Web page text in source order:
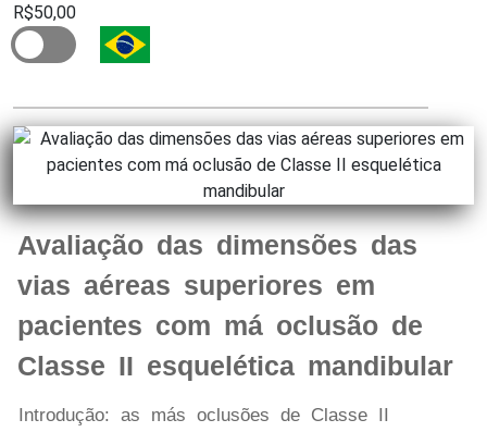
R$50,00
Avaliação das dimensões das
vias aéreas superiores em
pacientes com má oclusão de
Classe II esquelética mandibular
Introdução: as más oclusões de Classe II